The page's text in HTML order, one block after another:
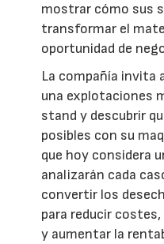
mostrar cómo sus
transformar el
oportunidad de
La compañía invita
una explotaciones
stand y descubrir
posibles con su
que hoy considera
analizarán cada
convertir los
para reducir
y aumentar la